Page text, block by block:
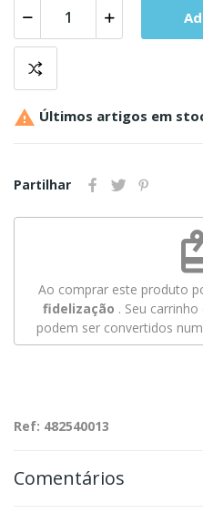
 Últimos artigos em
Partilhar
Ao comprar este produto
fidelização . Seu
podem ser convertidos
Ref: 482540013
Comentários